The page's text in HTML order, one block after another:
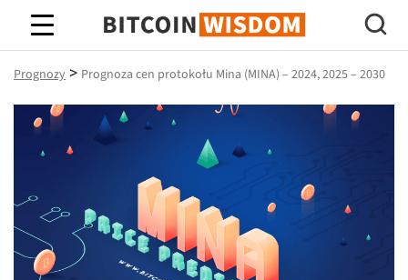
Mądrość Bitcoina
Prognozy > Prognoza cen protokołu Mina (MINA) – 2024, 2025 – 2030